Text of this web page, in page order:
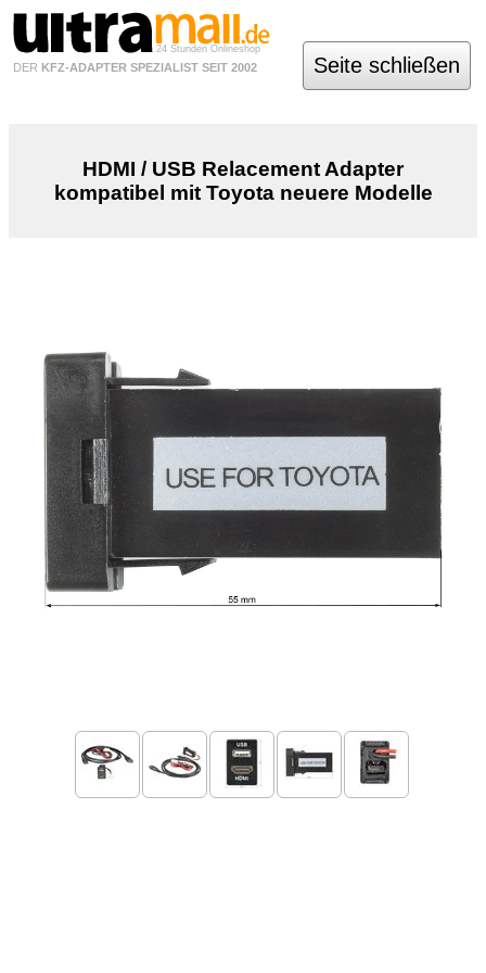
24 Stunden Onlineshop
DER KFZ-ADAPTER SPEZIALIST SEIT 2002 Seite schließen
HDMI / USB Relacement Adapter
kompatibel mit Toyota neuere Modelle